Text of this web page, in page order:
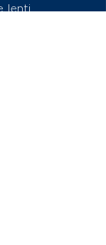
lenti